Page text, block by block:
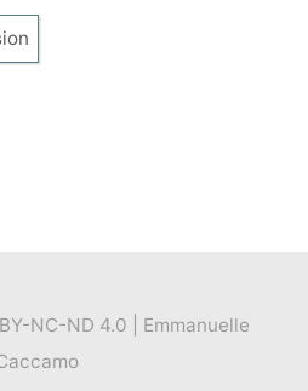
NC-ND 4.0 | Emmanuelle